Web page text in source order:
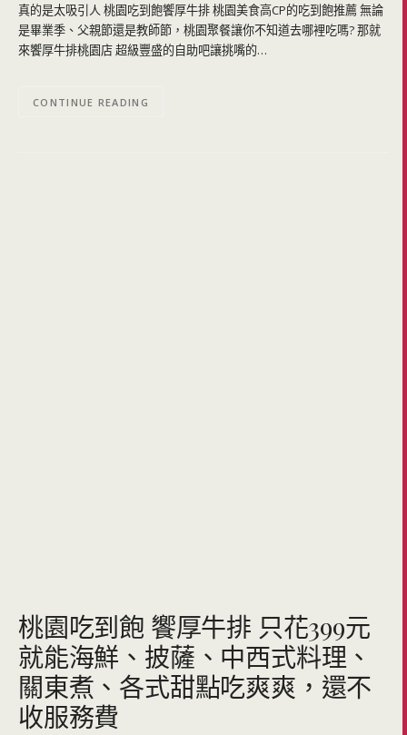
真的是太吸引人 桃園吃到飽饗厚牛排 桃園美食高CP的吃到飽推薦 無論
是畢業季、父親節還是教師節，桃園聚餐讓你不知道去哪裡吃嗎? 那就
來饗厚牛排桃園店 超級豐盛的自助吧讓挑嘴的…
CONTINUE READING
桃園吃到飽 饗厚牛排 只花399元
就能海鮮、披薩、中西式料理、
關東煮、各式甜點吃爽爽，還不
收服務費